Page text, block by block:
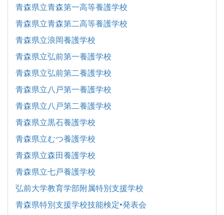
青森県立青森第一高等養護学校
青森県立青森第二高等養護学校
青森県立浪岡養護学校
青森県立弘前第一養護学校
青森県立弘前第二養護学校
青森県立八戸第一養護学校
青森県立八戸第二養護学校
青森県立黒石養護学校
青森県立むつ養護学校
青森県立森田養護学校
青森県立七戸養護学校
弘前大学教育学部附属特別支援学校
青森県特別支援学校技能検定•発表会